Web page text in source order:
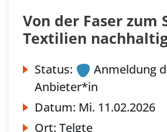
Von der Faser zum
Textilien
Status:
Anmeldung
Anbieter*in
Datum: Mi. 11.02.2026
Ort: Telgte